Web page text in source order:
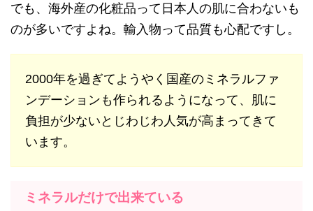
でも、海外産の化粧品って日本人の肌に合わないも
のが多いですよね。輸入物って品質も心配ですし。
2000年を過ぎてようやく国産のミネラルファ
ンデーションも作られるようになって、肌に
負担が少ないとじわじわ人気が高まってきて
います。
ミネラルだけで出来ている